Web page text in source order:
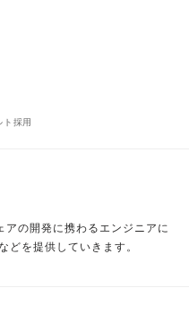
採用
の開発に携わるエンジニアに
どを提供していきます。